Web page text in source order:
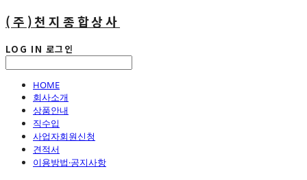
(주)천지종합상사
LOG IN 로그인
HOME
회사소개
상품안내
직수입
사업자회원신청
견적서
이용방법·공지사항